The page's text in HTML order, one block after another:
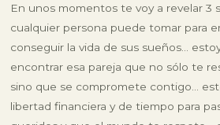
En unos momentos te voy a revelar 3
cualquier persona puede tomar para
conseguir la vida de sus sueños…
encontrar esa pareja que no sólo te
sino que se compromete contigo…
libertad financiera y de tiempo para